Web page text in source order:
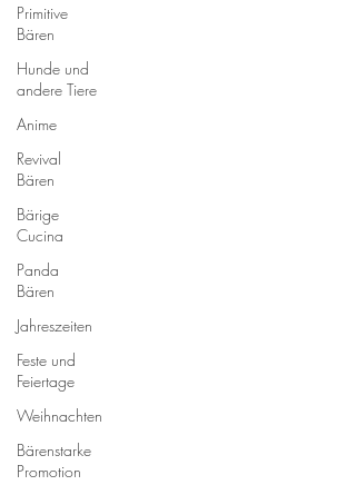
Primitive
Bären
Hunde und
andere Tiere
Anime
Revival
Bären
Bärige
Cucina
Panda
Bären
Jahreszeiten
Feste und
Feiertage
Weihnachten
Bärenstarke
Promotion